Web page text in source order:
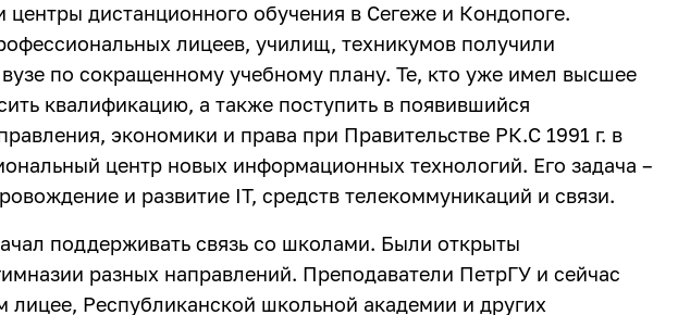
дистанционного обучения в Сегеже и Кондопоге.
лицеев, училищ, техникумов получили
по сокращенному учебному плану. Те, кто уже имел высшее
квалификацию, а также поступить в появившийся
экономики и права при Правительстве РК.С 1991 г. в
центр новых информационных технологий. Его задача –
и развитие IT, средств телекоммуникаций и связи.
поддерживать связь со школами. Были открыты
разных направлений. Преподаватели ПетрГУ и сейчас
лицее, Республиканской школьной академии и других